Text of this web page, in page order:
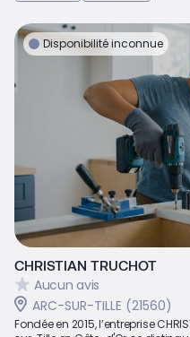
Disponibilité inconnue
CHRISTIAN TRUCHOT
Aucun avis
ARC-SUR-TILLE (21560)
Fondée en 2015, l’entreprise